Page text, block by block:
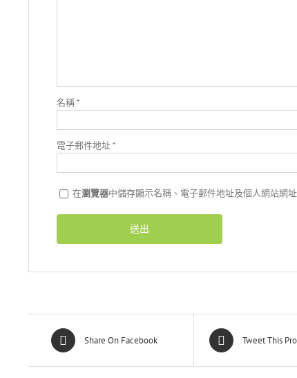
名稱*
電子郵件地址*
在瀏覽器中儲存顯示名稱、電子郵件地址及個人網站網
Share On Facebook Tweet This